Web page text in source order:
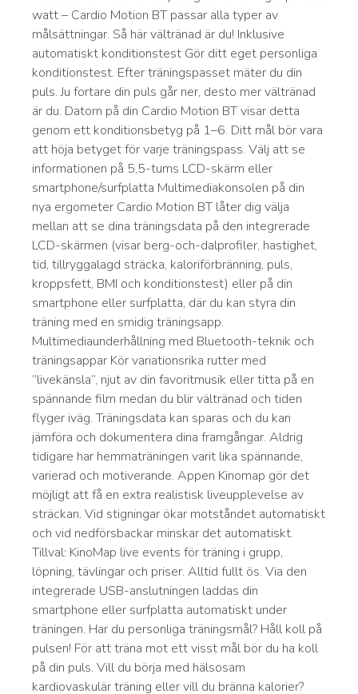
watt – Cardio Motion BT passar alla typer av
målsättningar. Så här vältränad är du! Inklusive
automatiskt konditionstest Gör ditt eget personliga
konditionstest. Efter träningspasset mäter du din
puls. Ju fortare din puls går ner, desto mer vältränad
är du. Datorn på din Cardio Motion BT visar detta
genom ett konditionsbetyg på 1–6. Ditt mål bör vara
att höja betyget för varje träningspass. Välj att se
informationen på 5,5-tums LCD-skärm eller
smartphone/surfplatta Multimediakonsolen på din
nya ergometer Cardio Motion BT låter dig välja
mellan att se dina träningsdata på den integrerade
LCD-skärmen (visar berg-och-dalprofiler, hastighet,
tid, tillryggalagd sträcka, kaloriförbränning, puls,
kroppsfett, BMI och konditionstest) eller på din
smartphone eller surfplatta, där du kan styra din
träning med en smidig träningsapp.
Multimediaunderhållning med Bluetooth-teknik och
träningsappar Kör variationsrika rutter med
”livekänsla”, njut av din favoritmusik eller titta på en
spännande film medan du blir vältränad och tiden
flyger iväg. Träningsdata kan sparas och du kan
jämföra och dokumentera dina framgångar. Aldrig
tidigare har hemmaträningen varit lika spännande,
varierad och motiverande. Appen Kinomap gör det
möjligt att få en extra realistisk liveupplevelse av
sträckan. Vid stigningar ökar motståndet automatiskt
och vid nedförsbackar minskar det automatiskt.
Tillval: KinoMap live events för träning i grupp,
löpning, tävlingar och priser. Alltid fullt ös. Via den
integrerade USB-anslutningen laddas din
smartphone eller surfplatta automatiskt under
träningen. Har du personliga träningsmål? Håll koll på
pulsen! För att träna mot ett visst mål bör du ha koll
på din puls. Vill du börja med hälsosam
kardiovaskulär träning eller vill du bränna kalorier?